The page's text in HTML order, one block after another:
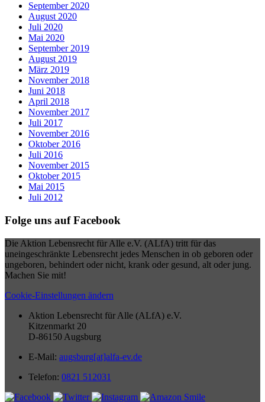
September 2020
August 2020
Juli 2020
Mai 2020
September 2019
August 2019
März 2019
November 2018
Juni 2018
April 2018
November 2017
Juli 2017
November 2016
Oktober 2016
Juli 2016
November 2015
Oktober 2015
Mai 2015
Juli 2012
Folge uns auf Facebook
Die Aktion Lebensrecht für Alle e.V. (ALfA) tritt für das
uneingeschränkte Lebensrecht jedes Menschen in ob geboren oder
ungeboren, behindert oder nicht, krank oder gesund, alt oder jung.
Machen Sie mit!
Cookie-Einstellungen ändern
Aktion Lebensrecht für Alle (ALfA) e.V.
Kitzenmarkt 20
D-86150 Augsburg
E-Mail: augsburg[at]alfa-ev.de
Telefon: 0821 512031